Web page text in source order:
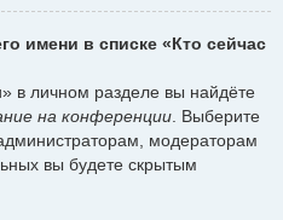
имени в списке «Кто сейчас
в личном разделе вы найдёте
на конференции . Выберите
модераторам
вы будете скрытым